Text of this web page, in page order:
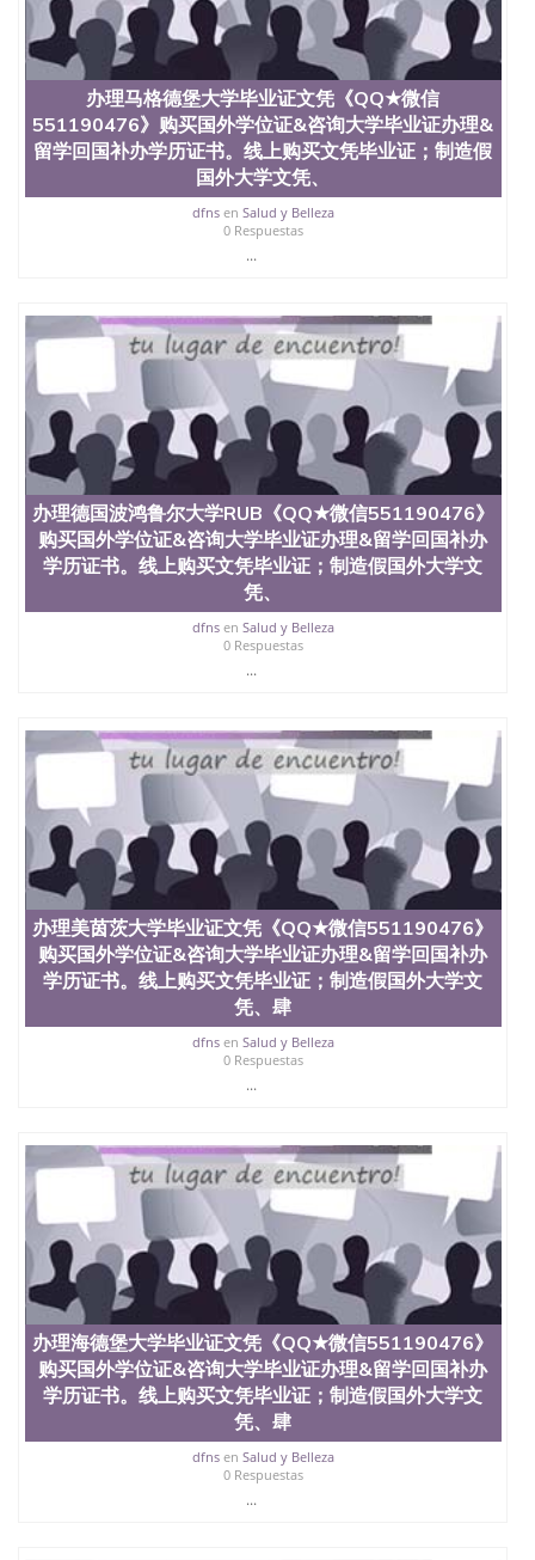
材料； 3、留服注册申请账号，付定金； 4、预约递
交时间，公司人员陪同客户本人一起去留服递交材
料； 5、等待结果，完成结果书留服直接邮寄给客户
6、客户确认收到结果，付余款。 我们对海外大学及
学院的毕业证成绩单所使用的材料，尺寸大小，防伪
结构（包括：水印，阴影底纹，钢印LOGO烫金烫
银，LOGO烫金烫银复合重叠。 文字图案浮雕，激光
镭射，紫外荧光，温感，复印防伪）都有原版本文凭
对照。质量得到了广大海外客户群体的认可，同时和
海外学校留学中介， 同时能做到与时俱进，及时掌握
各大院校的（毕业证，成绩单，资格证，学生卡，结
业证，录取通知书，在读证明等相关材料）的版本更
原版实物，以求达到客户的需求。 我们的优势： 我
们在保证合理定价的同时，坚持较高性价比，通过品
质和效率不断优化，为您倾情诠释什么是高性价比。
咨询顾问：Sam q/微信:551190476 Q/微
信:551190476办理毕业证成绩单、教育部认证,录取通
知书，雅思，留学回国证明.
公司专业制作、办理、仿制、成绩单文凭、改成绩、
教育部学历学位认证、毕业证、成绩单、文凭、学历
文凭、假文凭假毕业证假学历书制作、假制作、办
理、仿制学位证书、毕业证文凭、文凭毕业证、毕业
证认证、留服认证、使馆认证、使馆证明、使馆留学
回国人员证明、留学生认证、学历认证、文凭认证学
位认证、留学生学历认证、留学生学位认证、英国文
凭学历、美国文凭学历、澳洲文凭学历、加拿大文凭
University）圣何塞州立大学毕业证（San Jose State
University）圣何塞州立大学成绩单（San Jose State
University）圣何塞州立大学成绩单（ San Jose State
University）圣何塞州立大学成绩单（San Jose State
University）成绩单圣何塞州立大学文凭（San Jose
State University）圣何塞州立大学（San Jose State
University）圣何塞州立大学（San Jose State
University）圣何塞州立大学（ San Jose State
University）圣何塞州立大学（San Jose State
University）圣何塞州立大学文凭（San Jose State
University）圣何塞州立大学文凭（San Jose State
University）文凭圣何塞州立大学文凭（San Jose
State University）圣何塞州立大学学历（ San Jose
State University）圣何塞州立大学学历（San Jose
State University）圣何塞州立大学学历（San Jose
State University）圣 塞州立大学学历（San Jose
State University）圣何塞州立大学（San Jose State
University）圣何塞州立大学（San Jose State
University）圣何塞州立大学（San Jose State
University）圣何塞州立大学学位证（San Jose State
University）圣何塞州立大学学位证（San Jose State
University）圣何塞州立大学学位证（San Jose State
University）圣何塞州立大学（San Jose State
University）圣何塞州立大学（San Jose State
University）圣何塞州立大学（San Jose State
University）圣何塞州立大学（San Jose State
University）圣何塞州立大学学位证（San Jose State
University）圣何塞州立大学学位证（San Jose State
University）圣何塞州立大学结业证（San Jose State
University）圣何塞州立大学结业证（San Jose State
University）圣何塞州立大学结业证（San Jose State
University）圣何塞州立大学学位证（San Jose State
University）圣何塞州立大学学位证（San Jose State
University）圣何塞州立大学学历证书（San Jose
办理马格德堡大学毕业证文凭《QQ★微信
551190476》购买国外学位证&咨询大学毕业证办理&
留学回国补办学历证书。线上购买文凭毕业证；制造假
国外大学文凭、
dfnsen Salud y Belleza
0 Respuestas
...
办理德国波鸿鲁尔大学RUB《QQ★微信551190476》
购买国外学位证&咨询大学毕业证办理&留学回国补办
学历证书。线上购买文凭毕业证；制造假国外大学文
凭、
dfnsen Salud y Belleza
0 Respuestas
...
办理美茵茨大学毕业证文凭《QQ★微信551190476》
购买国外学位证&咨询大学毕业证办理&留学回国补办
学历证书。线上购买文凭毕业证；制造假国外大学文
凭、肆
dfnsen Salud y Belleza
0 Respuestas
...
办理海德堡大学毕业证文凭《QQ★微信551190476》
购买国外学位证&咨询大学毕业证办理&留学回国补办
学历证书。线上购买文凭毕业证；制造假国外大学文
凭、肆
dfnsen Salud y Belleza
0 Respuestas
...